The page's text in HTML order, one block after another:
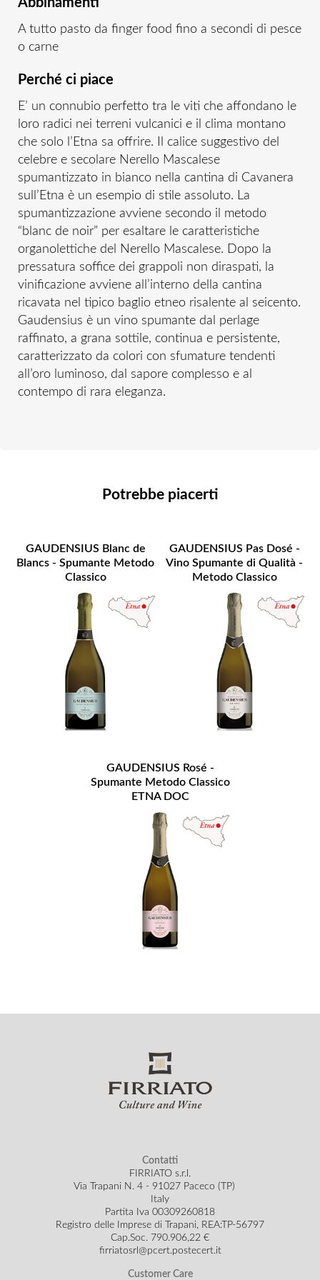
Abbinamenti
A tutto pasto da finger food fino a secondi di pesce
o carne
Perché ci piace
E’ un connubio perfetto tra le viti che affondano le
loro radici nei terreni vulcanici e il clima montano
che solo l’Etna sa offrire. Il calice suggestivo del
celebre e secolare Nerello Mascalese
spumantizzato in bianco nella cantina di Cavanera
sull’Etna è un esempio di stile assoluto. La
spumantizzazione avviene secondo il metodo
“blanc de noir” per esaltare le caratteristiche
organolettiche del Nerello Mascalese. Dopo la
pressatura soffice dei grappoli non diraspati, la
vinificazione avviene all’interno della cantina
ricavata nel tipico baglio etneo risalente al seicento.
Gaudensius è un vino spumante dal perlage
raffinato, a grana sottile, continua e persistente,
caratterizzato da colori con sfumature tendenti
all’oro luminoso, dal sapore complesso e al
contempo di rara eleganza.
Potrebbe piacerti
GAUDENSIUS Blanc de
Blancs - Spumante Metodo
Classico
GAUDENSIUS Pas Dosé -
Vino Spumante di Qualità -
Metodo Classico
GAUDENSIUS Rosé -
Spumante Metodo Classico
ETNA DOC
Contatti
FIRRIATO s.r.l.
Via Trapani N. 4 - 91027 Paceco (TP)
Italy
Partita Iva 00309260818
Registro delle Imprese di Trapani, REA:TP-56797
Cap.Soc. 790.906,22 €
firriatosrl@pcert.postecert.it
Customer Care